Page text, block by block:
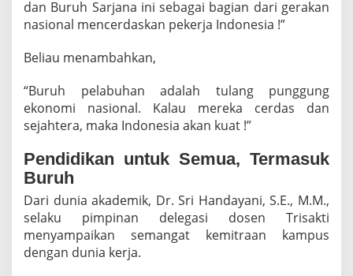
dan Buruh Sarjana ini sebagai bagian dari gerakan
nasional mencerdaskan pekerja Indonesia !”
Beliau menambahkan,
“Buruh pelabuhan adalah tulang punggung
ekonomi nasional. Kalau mereka cerdas dan
sejahtera, maka Indonesia akan kuat !”
Pendidikan untuk Semua, Termasuk
Buruh
Dari dunia akademik, Dr. Sri Handayani, S.E., M.M.,
selaku pimpinan delegasi dosen Trisakti
menyampaikan semangat kemitraan kampus
dengan dunia kerja.